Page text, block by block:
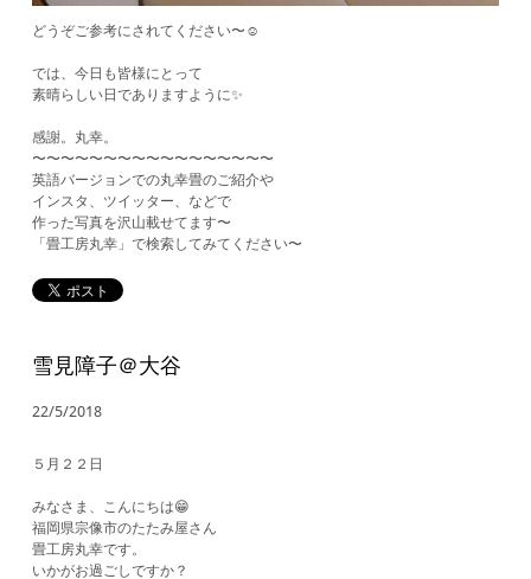
どうぞご参考にされてください〜☺️
では、今日も皆様にとって
素晴らしい日でありますように✨
感謝。丸幸。
〜〜〜〜〜〜〜〜〜〜〜〜〜〜〜〜〜
英語バージョンでの丸幸畳のご紹介や
インスタ、ツイッター、などで
作った写真を沢山載せてます〜
​「畳工房丸幸」で検索してみてください〜
雪見障子＠大谷
22/5/2018
５月２２日
みなさま、こんにちは😁
福岡県宗像市のたたみ屋さん
畳工房丸幸です。
いかがお過ごしですか？